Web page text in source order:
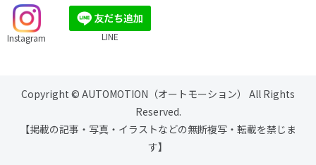
Instagram LINE
Copyright © AUTOMOTION（オートモーション） All Rights
Reserved.
【掲載の記事・写真・イラストなどの無断複写・転載を禁じま
す】